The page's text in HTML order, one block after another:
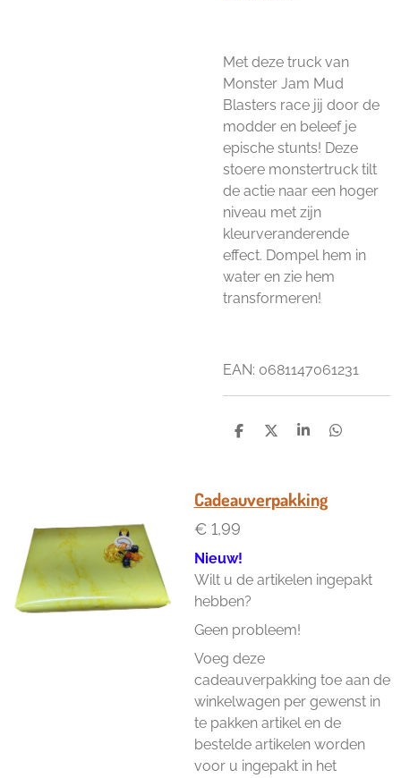
Met deze truck van
Monster Jam Mud
Blasters race jij door de
modder en beleef je
epische stunts! Deze
stoere monstertruck tilt
de actie naar een hoger
niveau met zijn
kleurveranderende
effect. Dompel hem in
water en zie hem
transformeren!
EAN: 0681147061231
D
D
S
e
D
Cadeauverpakking
€ 1,99
Nieuw!
Wilt u de artikelen ingepakt
hebben?
Geen probleem!
Voeg deze
cadeauverpakking toe aan de
winkelwagen per gewenst in
te pakken artikel en de
bestelde artikelen worden
voor u ingepakt in het